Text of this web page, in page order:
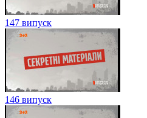
147 випуск
146 випуск